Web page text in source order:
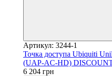
Артикул: 3244-1
Точка доступа Ubiquiti
(UAP-AC-HD)
6 204 грн